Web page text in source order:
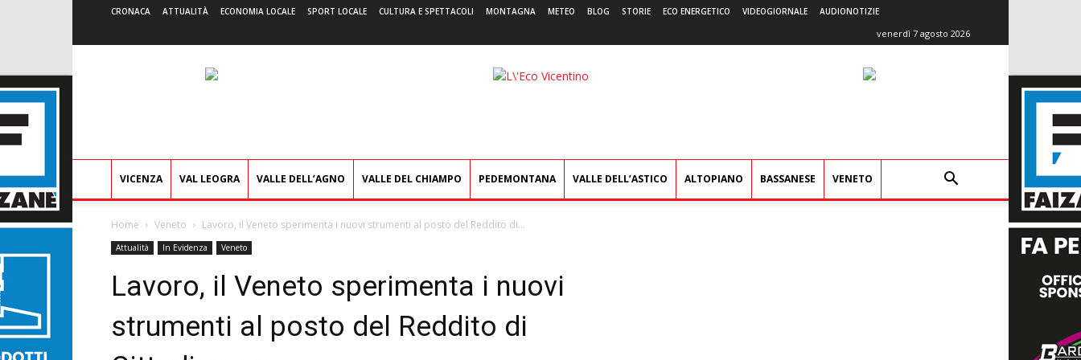
CRONACA ATTUALITÀ ECONOMIA LOCALE SPORT LOCALE CULTURA E SPETTACOLI MONTAGNA METEO BLOG STORIE ECO ENERGETICO VIDEOGIORNALE AUDIONOTIZIE
venerdì 7 agosto 2026
L'Eco
VICENZA VAL LEOGRA VALLE DELL’AGNO VALLE DEL CHIAMPO PEDEMONTANA VALLE DELL’ASTICO ALTOPIANO BASSANESE VENETO
Home Veneto Lavoro, il Veneto sperimenta i nuovi strumenti al posto del Reddito di...
Attualità In Evidenza Veneto
Lavoro, il Veneto sperimenta i nuovi
strumenti al posto del Reddito di